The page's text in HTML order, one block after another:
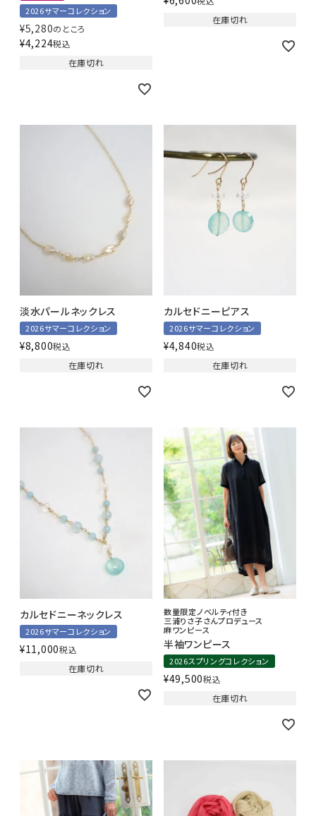
2026サマーコレクション
¥5,280のところ
¥4,224税込
在庫切れ
在庫切れ
淡水パールネックレス
2026サマーコレクション
¥8,800税込
在庫切れ
カルセドニーピアス
2026サマーコレクション
¥4,840税込
在庫切れ
カルセドニーネックレス
2026サマーコレクション
¥11,000税込
在庫切れ
数量限定ノベルティ付き
三浦りさ子さんプロデュース
麻ワンピース
半袖ワンピース
2026スプリングコレクション
¥49,500税込
在庫切れ